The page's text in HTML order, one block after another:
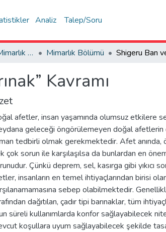
Analiz Talep/Soru
Sanat, Tasarım ve Mimarlık Fakültesi / Faculty of Arts, Design and Architecture Mimarlık Bölümü
Kavramı
afetler, insan yaşamında olumsuz etkilere
geleceği öngörülemeyen doğal afetlerin
tedbirli olmak gerekmektedir. Afet anında,
çok sorun ile karşılaşılsa da bunlardan en
Çünkü deprem, sel, kasırga gibi yıkıcı
insanların en temel ihtiyaçlarından birisi olan
sebep olabilmektedir.
dağıtılan, çadır tipi barınaklar, tüm
süreli kullanımlarda konfor sağlayabilecek
koşullara uyum sağlayabilecek şekilde